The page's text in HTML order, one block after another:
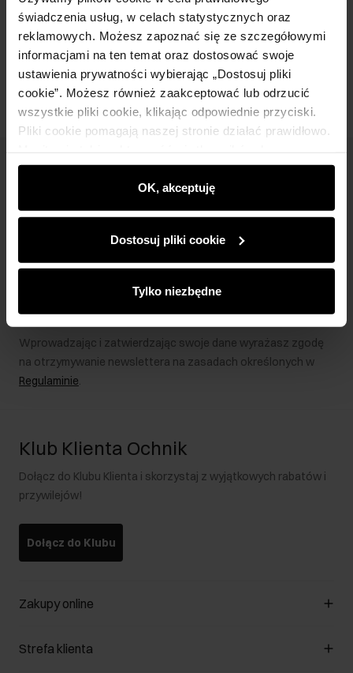
świadczenia usług, w celach statystycznych oraz
reklamowych. Możesz zapoznać się ze szczegółowymi
informacjami na ten temat oraz dostosować swoje
ustawienia prywatności wybierając „Dostosuj pliki
cookie”. Możesz również zaakceptować lub odrzucić
wszystkie pliki cookie, klikając odpowiednie przyciski.
Pliki cookie pomagają naszej stronie działać prawidłowo.
wyświetlać im dopasowane do ich preferencji treści,
rekomendacje oraz komunikaty reklamowe informujące o
najnowszych promocjach w e-sklepie. Informacje o tym,
partnerom społecznościowym, reklamowym i
analitycznym. Partnerzy mogą połączyć te informacje z
podczas korzystania z ich usług.
OK, akceptuję
Dostosuj pliki cookie
Tylko niezbędne
Skład i wymiary
Opinie
Zapisz się
Wprowadzając i zatwierdzając swoje dane wyrażasz zgodę
na otrzymywanie newslettera na zasadach określonych w
Regulaminie.
Klub Klienta Ochnik
Dołącz do Klubu Klienta i skorzystaj z wyjątkowych rabatów i
przywilejów!
Dołącz do Klubu
Zakupy online
Zarządzaj cookies
Strefa klienta